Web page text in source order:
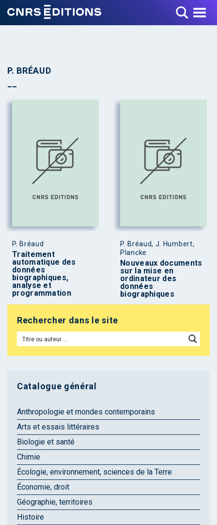
Toggle Menu
P. BRÉAUD
P. Bréaud
Traitement
automatique des
données
biographiques,
analyse et
programmation
P. Bréaud, J. Humbert,
Plancke
Nouveaux documents
sur la mise en
ordinateur des
données
biographiques
Rechercher dans le site
Catalogue général
Anthropologie et mondes contemporains
Arts et essais littéraires
Biologie et santé
Chimie
Écologie, environnement, sciences de la Terre
Économie, droit
Géographie, territoires
Histoire